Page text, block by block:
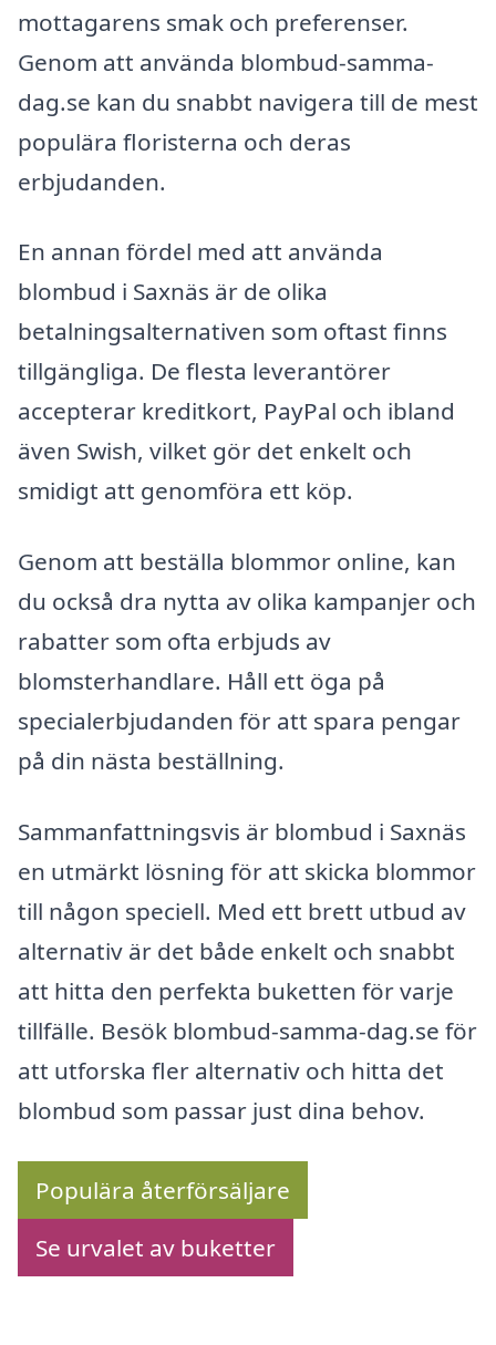
mottagarens smak och preferenser.
Genom att använda blombud-samma-
dag.se kan du snabbt navigera till de mest
populära floristerna och deras
erbjudanden.
En annan fördel med att använda
blombud i Saxnäs är de olika
betalningsalternativen som oftast finns
tillgängliga. De flesta leverantörer
accepterar kreditkort, PayPal och ibland
även Swish, vilket gör det enkelt och
smidigt att genomföra ett köp.
Genom att beställa blommor online, kan
du också dra nytta av olika kampanjer och
rabatter som ofta erbjuds av
blomsterhandlare. Håll ett öga på
specialerbjudanden för att spara pengar
på din nästa beställning.
Sammanfattningsvis är blombud i Saxnäs
en utmärkt lösning för att skicka blommor
till någon speciell. Med ett brett utbud av
alternativ är det både enkelt och snabbt
att hitta den perfekta buketten för varje
tillfälle. Besök blombud-samma-dag.se för
att utforska fler alternativ och hitta det
blombud som passar just dina behov.
Populära återförsäljare
Se urvalet av buketter